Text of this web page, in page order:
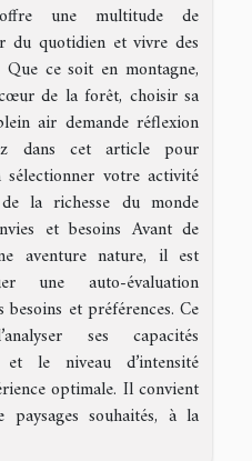
une multitude de
du quotidien et vivre des
Que ce soit en montagne,
de la forêt, choisir sa
air demande réflexion
dans cet article pour
votre activité
la richesse du monde
et besoins Avant de
aventure nature, il est
une auto-évaluation
et préférences. Ce
ses capacités
le niveau d’intensité
optimale. Il convient
souhaités, à la